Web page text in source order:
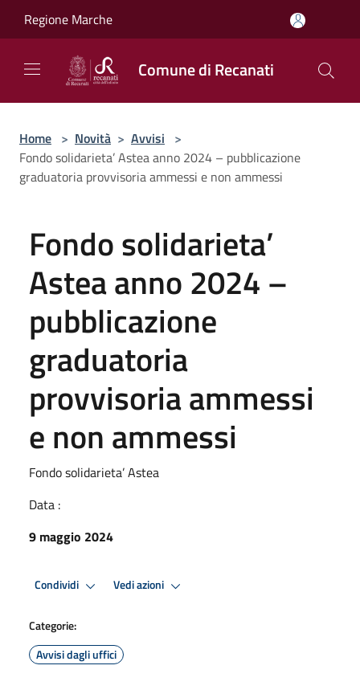
Regione Marche
Comune di Recanati
Home > Novità > Avvisi >
Fondo solidarieta’ Astea anno 2024 – pubblicazione
graduatoria provvisoria ammessi e non ammessi
Fondo solidarieta’
Astea anno 2024 –
pubblicazione
graduatoria
provvisoria ammessi
e non ammessi
Fondo solidarieta’ Astea
Data :
9 maggio 2024
Condividi Vedi azioni
Categorie:
Avvisi dagli uffici